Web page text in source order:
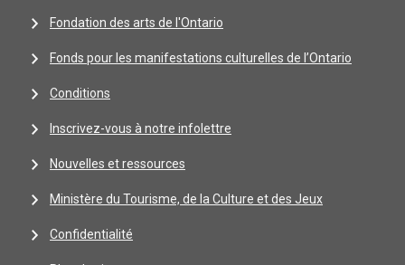
Fondation des arts de l'Ontario
Fonds pour les manifestations culturelles de l’Ontario
Conditions
Inscrivez-vous à notre infolettre
Nouvelles et ressources
Ministère du Tourisme, de la Culture et des Jeux
Confidentialité